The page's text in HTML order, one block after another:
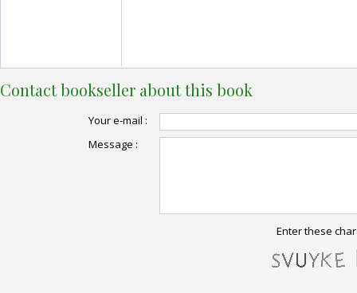
Contact bookseller about this book
Your e-mail :
Message :
Enter these